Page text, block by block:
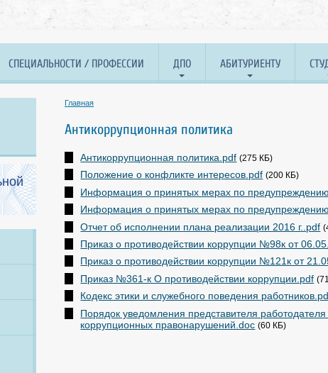
СПЕЦИАЛЬНОСТИ / ПРОФЕССИИ ДПО АБИТУРИЕНТУ
Главная
Антикоррупционная политика
Антикоррупционная политика.pdf (275 КБ)
Положение о конфликте интересов.pdf (200 КБ)
Информация о принятых мерах по
Информация о принятых мерах по
Отчет об исполнении плана реализации 2016 г..pdf
Приказ о противодействии коррупции №98к от
Приказ о противодействии коррупции №121к от
Приказ №361-к О противодействии коррупции.pdf
Кодекс этики и служебного поведения
Порядок уведомления представителя
коррупционных правонарушений.doc (60 КБ)